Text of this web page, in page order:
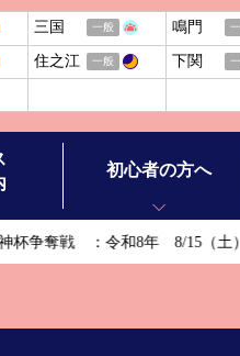
三国 一般 鳴門
住之江 一般 下関
初心者の方へ
ボートレースの基礎知識
戦 ：令和8年 8/15（土）～8/